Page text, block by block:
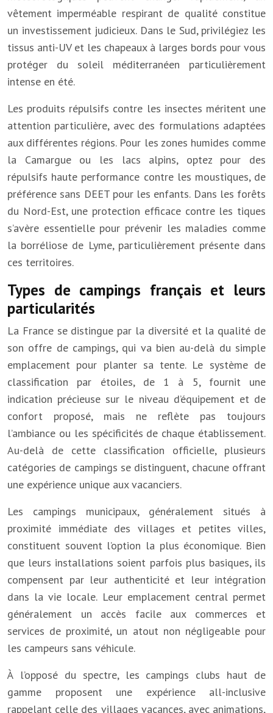
vêtement imperméable respirant de qualité constitue
un investissement judicieux. Dans le Sud, privilégiez les
tissus anti-UV et les chapeaux à larges bords pour vous
protéger du soleil méditerranéen particulièrement
intense en été.
Les produits répulsifs contre les insectes méritent une
attention particulière, avec des formulations adaptées
aux différentes régions. Pour les zones humides comme
la Camargue ou les lacs alpins, optez pour des
répulsifs haute performance contre les moustiques, de
préférence sans DEET pour les enfants. Dans les forêts
du Nord-Est, une protection efficace contre les tiques
s’avère essentielle pour prévenir les maladies comme
la borréliose de Lyme, particulièrement présente dans
ces territoires.
Types de campings français et leurs
particularités
La France se distingue par la diversité et la qualité de
son offre de campings, qui va bien au-delà du simple
emplacement pour planter sa tente. Le système de
classification par étoiles, de 1 à 5, fournit une
indication précieuse sur le niveau d’équipement et de
confort proposé, mais ne reflète pas toujours
l’ambiance ou les spécificités de chaque établissement.
Au-delà de cette classification officielle, plusieurs
catégories de campings se distinguent, chacune offrant
une expérience unique aux vacanciers.
Les campings municipaux, généralement situés à
proximité immédiate des villages et petites villes,
constituent souvent l’option la plus économique. Bien
que leurs installations soient parfois plus basiques, ils
compensent par leur authenticité et leur intégration
dans la vie locale. Leur emplacement central permet
généralement un accès facile aux commerces et
services de proximité, un atout non négligeable pour
les campeurs sans véhicule.
À l’opposé du spectre, les campings clubs haut de
gamme proposent une expérience all-inclusive
rappelant celle des villages vacances, avec animations,